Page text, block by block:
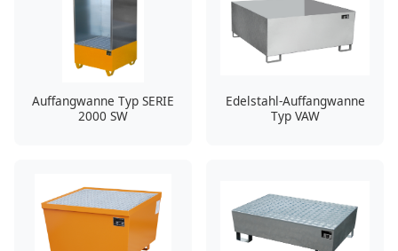
Auffangwanne Typ SERIE
2000 SW
Edelstahl-Auffangwanne
Typ VAW